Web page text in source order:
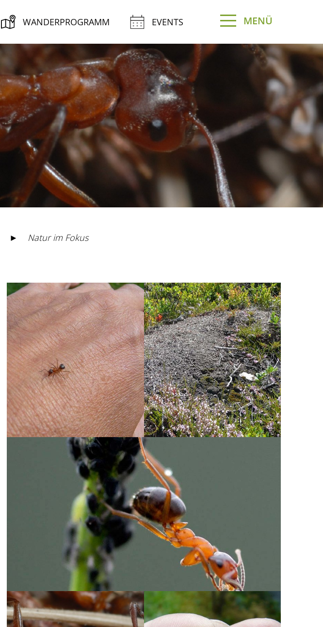
WANDERPROGRAMM EVENTS MENÜ
► Natur im Fokus